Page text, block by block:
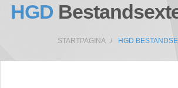
HGD
STARTPAGINA HGD